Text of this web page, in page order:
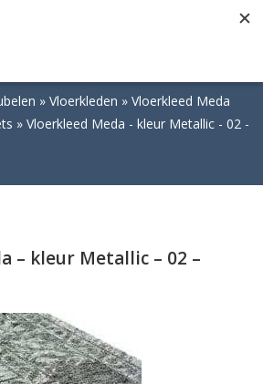
Vloerkleden
Vloerkleed Meda
Vloerkleed Meda - kleur Metallic - 02 -
– kleur Metallic – 02 –